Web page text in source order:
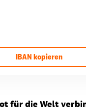
IBAN kopieren
für die Welt